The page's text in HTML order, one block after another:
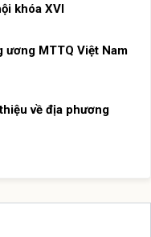
khóa XVI
ương MTTQ Việt Nam
về địa phương